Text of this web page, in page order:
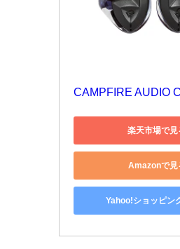
CAMPFIRE AUDIO
楽天市場で見
Amazonで見
Yahoo!ショッピン